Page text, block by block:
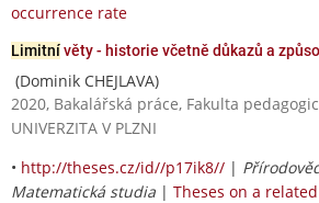
occurrence rate
Limitnívěty - historie včetně důkazů a
(Dominik CHEJLAVA)
2020, Bakalářská práce, Fakulta
UNIVERZITA V PLZNI
• http://theses.cz/id//p17ik8// |
Matematická studia | Theses on a